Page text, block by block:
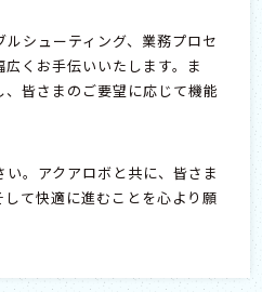
シューティング、業務プロセ
くお手伝いいたします。ま
皆さまのご要望に応じて機能
。アクアロボと共に、皆さま
て快適に進むことを心より願